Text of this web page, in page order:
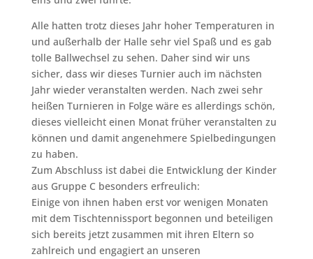
Alle hatten trotz dieses Jahr hoher Temperaturen in
und außerhalb der Halle sehr viel Spaß und es gab
tolle Ballwechsel zu sehen. Daher sind wir uns
sicher, dass wir dieses Turnier auch im nächsten
Jahr wieder veranstalten werden. Nach zwei sehr
heißen Turnieren in Folge wäre es allerdings schön,
dieses vielleicht einen Monat früher veranstalten zu
können und damit angenehmere Spielbedingungen
zu haben.
Zum Abschluss ist dabei die Entwicklung der Kinder
aus Gruppe C besonders erfreulich:
Einige von ihnen haben erst vor wenigen Monaten
mit dem Tischtennissport begonnen und beteiligen
sich bereits jetzt zusammen mit ihren Eltern so
zahlreich und engagiert an unseren